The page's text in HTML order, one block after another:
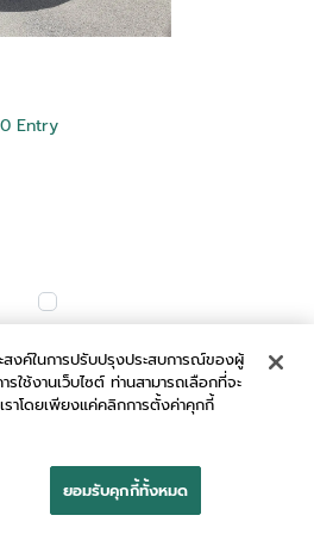
Entry
สงค์ในการปรับปรุงประสบการณ์ของผู้
ใช้งานเว็บไซต์ ท่านสามารถเลือกที่จะ
าโดยเพียงแค่คลิกการตั้งค่าคุกกี้
ยอมรับคุกกี้ทั้งหมด